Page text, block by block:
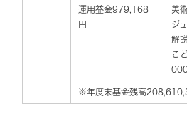
運用益金979,168
円
美
ジ
解
こ
※年度末基金残高